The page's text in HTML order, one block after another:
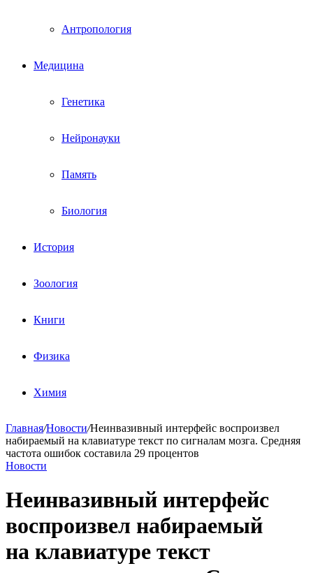
Антропология
Медицина
Генетика
Нейронауки
Память
Биология
История
Зоология
Книги
Физика
Химия
Главная/Новости/Неинвазивный интерфейс воспроизвел
набираемый на клавиатуре текст по сигналам мозга. Средняя
частота ошибок составила 29 процентов
Новости
Неинвазивный интерфейс
воспроизвел набираемый
на клавиатуре текст